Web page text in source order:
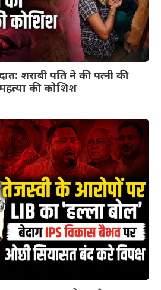
शराबी पति ने की पत्नी की
की कोशिश